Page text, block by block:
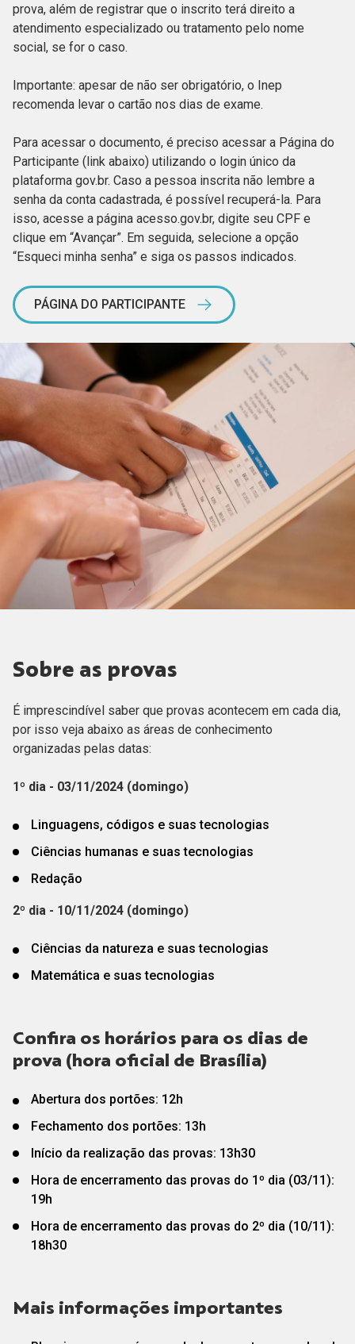
prova, além de registrar que o inscrito terá direito a
atendimento especializado ou tratamento pelo nome
social, se for o caso.
Importante: apesar de não ser obrigatório, o Inep
recomenda levar o cartão nos dias de exame.
Para acessar o documento, é preciso acessar a Página do
Participante (link abaixo) utilizando o login único da
plataforma gov.br. Caso a pessoa inscrita não lembre a
senha da conta cadastrada, é possível recuperá-la. Para
isso, acesse a página acesso.gov.br, digite seu CPF e
clique em “Avançar”. Em seguida, selecione a opção
“Esqueci minha senha” e siga os passos indicados.
PÁGINA DO PARTICIPANTE
Sobre as provas
É imprescindível saber que provas acontecem em cada dia,
por isso veja abaixo as áreas de conhecimento
organizadas pelas datas:
1º dia - 03/11/2024 (domingo)
Linguagens, códigos e suas tecnologias
Ciências humanas e suas tecnologias
Redação
2º dia - 10/11/2024 (domingo)
Ciências da natureza e suas tecnologias
Matemática e suas tecnologias
Confira os horários para os dias de
prova (hora oficial de Brasília)
Abertura dos portões: 12h
Fechamento dos portões: 13h
Início da realização das provas: 13h30
Hora de encerramento das provas do 1º dia (03/11):
19h
Hora de encerramento das provas do 2º dia (10/11):
18h30
Mais informações importantes